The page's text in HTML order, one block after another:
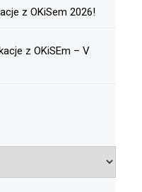
z OKiSem 2026!
z OKiSEm – V